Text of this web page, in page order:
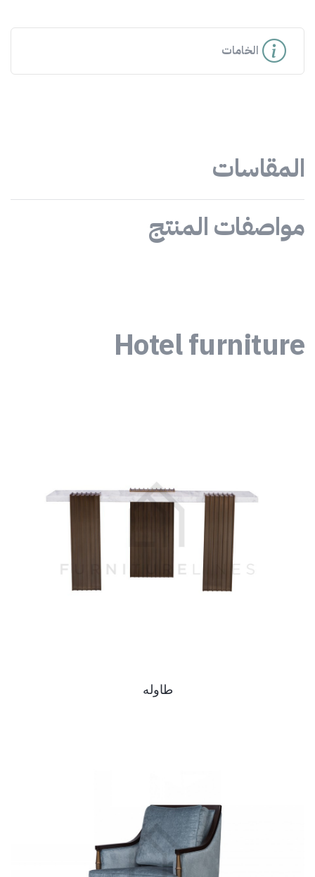
الخامات
المقاسات
مواصفات المنتج
Hotel furniture
طاوله